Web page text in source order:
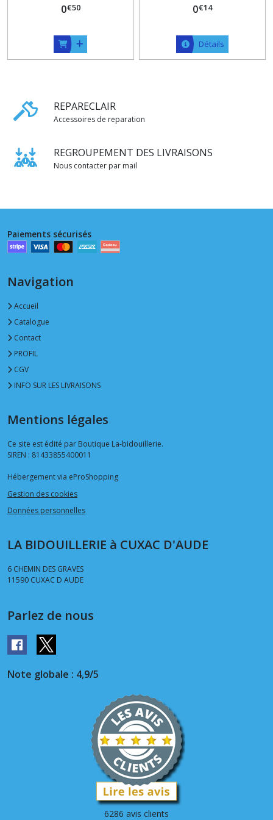
0€50 0€14
Détails
REPARECLAIR
Accessoires de reparation
REGROUPEMENT DES LIVRAISONS
Nous contacter par mail
Paiements sécurisés
Navigation
Accueil
Catalogue
Contact
PROFIL
CGV
INFO SUR LES LIVRAISONS
Mentions légales
Ce site est édité par Boutique La-bidouillerie.
SIREN : 81433855400011
Hébergement via eProShopping
Gestion des cookies
Données personnelles
LA BIDOUILLERIE à CUXAC D'AUDE
6 CHEMIN DES GRAVES
11590 CUXAC D AUDE
Parlez de nous
Note globale : 4,9/5
6286 avis clients